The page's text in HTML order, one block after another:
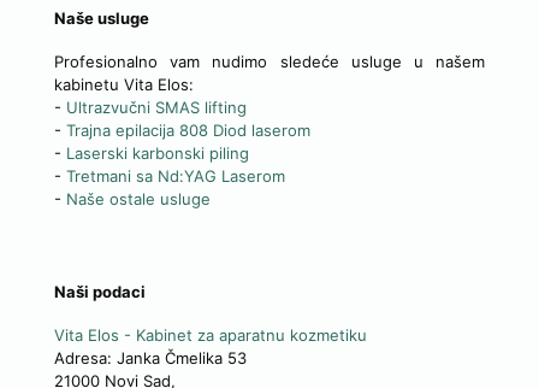
Naše usluge
Profesionalno vam nudimo sledeće usluge u našem
kabinetu Vita Elos:
- Ultrazvučni SMAS lifting
- Trajna epilacija 808 Diod laserom
- Laserski karbonski piling
- Tretmani sa Nd:YAG Laserom
- Naše ostale usluge
Naši podaci
Vita Elos - Kabinet za aparatnu kozmetiku
Adresa: Janka Čmelika 53
21000 Novi Sad,